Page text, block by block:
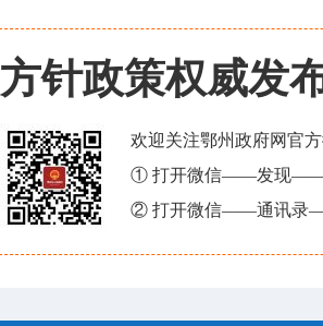
方针政策权威发
欢迎关注鄂州政府网官
① 打开微信——发现——
② 打开微信——通讯录